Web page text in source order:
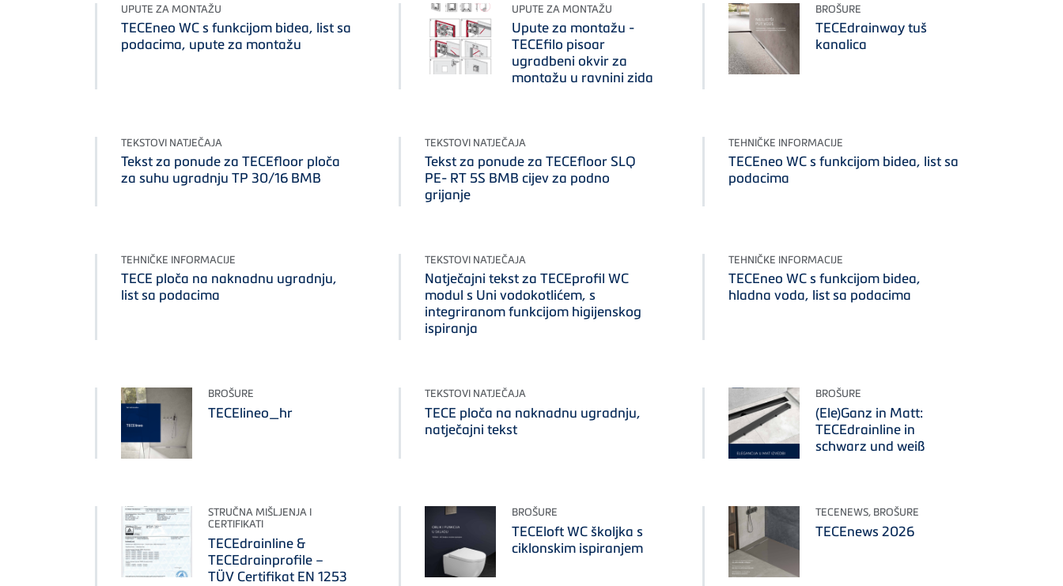
UPUTE ZA MONTAŽU
TECEneo WC s funkcijom bidea, list sa
podacima, upute za montažu
UPUTE ZA MONTAŽU
Upute za montažu -
TECEfilo pisoar
ugradbeni okvir za
montažu u ravnini zida
BROŠURE
TECEdrainway tuš
kanalica
TEKSTOVI NATJEČAJA
Tekst za ponude za TECEfloor ploča
za suhu ugradnju TP 30/16 BMB
TEKSTOVI NATJEČAJA
Tekst za ponude za TECEfloor SLQ
PE- RT 5S BMB cijev za podno
grijanje
TEHNIČKE INFORMACIJE
TECEneo WC s funkcijom bidea, list sa
podacima
TEHNIČKE INFORMACIJE
TECE ploča na naknadnu ugradnju,
list sa podacima
TEKSTOVI NATJEČAJA
Natječajni tekst za TECEprofil WC
modul s Uni vodokotlićem, s
integriranom funkcijom higijenskog
ispiranja
TEHNIČKE INFORMACIJE
TECEneo WC s funkcijom bidea,
hladna voda, list sa podacima
BROŠURE
TECElineo_hr
TEKSTOVI NATJEČAJA
TECE ploča na naknadnu ugradnju,
natječajni tekst
BROŠURE
(Ele)Ganz in Matt:
TECEdrainline in
schwarz und weiß
STRUČNA MIŠLJENJA I
CERTIFIKATI
TECEdrainline &
TECEdrainprofile –
TÜV Certifikat EN 1253
BROŠURE
TECEloft WC školjka s
ciklonskim ispiranjem
TECENEWS, BROŠURE
TECEnews 2026